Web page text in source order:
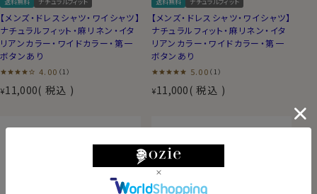
送料無料 ナチュラルフィット
【メンズ・ドレスシャツ・ワイシャツ】
ナチュラルフィット・麻リネン・イタ
リアンカラー・ワイドカラー・第一
ボタンあり
4.00 （1）
¥11,000 税込
送料無料 ナチュラルフィット
【メンズ・ドレスシャツ・ワイシャツ】
ナチュラルフィット・麻リネン・イタ
リアンカラー・ワイドカラー・第一
ボタンあり
5.00 （1）
¥11,000 税込